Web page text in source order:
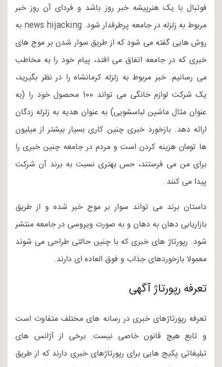
فوتبال با یک هنرپیشه خبر روز باشد و فردای آن روز خبر
مربوط به زلزله در جامعه پرطرفدار شود. news hijacking به
روش هایی گفته می شود که از طریق سوار شدن بر موج های
خبری که در جامعه اتفاق می افتد، پیام خود را به مخاطب
می رسانیم. خبر مربوط به زلزله کرمانشاه را در نظر بگیرید،
یک شرکت لوازم خانگی می تواند 100 محصول خود را (به
عنوان مثال ماشین لباسشویی) به عنوان هدیه به زلزله زدگان
ارائه دهد. بازخورد خبری چنین کاری بسیار بیشتر از میلیون
ها تومان هزینه کردن است و مردم در جامعه چنین خبری را
برای من می فرستند، حس بهتری نسبت به برند آن شرکت
پیدا می کنند.
داستان برند می تواند سوار بر موج خبر شده و از طریق
بازاریابی دهان به دهان و به صورت ویروسی در جامعه منتشر
شود. رپورتاژ های خبری که با چنین حالتی طراحی می شوند
معمولا بازخوردهای جذاب و فوق العاده ای دارند.
تعرفه رپورتاژ آگهی
تعرفه رپورتاژهای خبری در رسانه های مختلف متفاوت است
و تابع هیچ قانون خاصی نیست. برخی از آژانس های
تبلیغاتی پکیج هایی برای رپورتاژهای خبری دارند که از طریق